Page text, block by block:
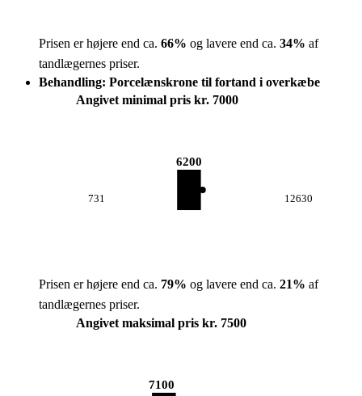
Prisen er højere end ca. 66% og lavere end ca. 34% af
tandlægernes priser.
Behandling: Porcelænskrone til fortand i overkæbe
Angivet minimal pris kr. 7000
731
6200
12630
Prisen er højere end ca. 79% og lavere end ca. 21% af
tandlægernes priser.
Angivet maksimal pris kr. 7500
7100